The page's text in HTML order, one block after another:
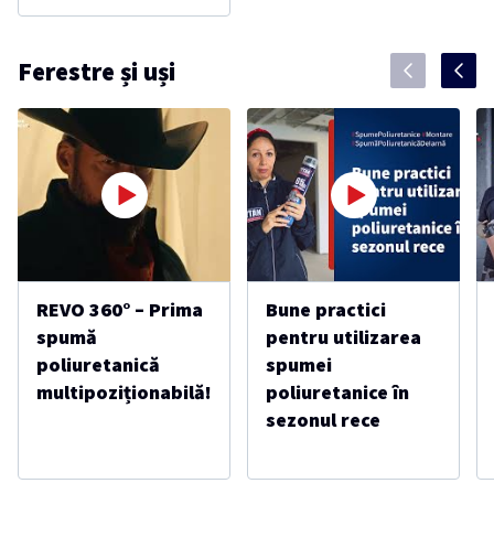
Ferestre și uși
REVO 360° – Prima
spumă
poliuretanică
multipoziționabilă!
Bune practici
pentru utilizarea
spumei
poliuretanice în
sezonul rece